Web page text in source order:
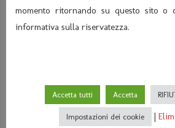
momento ritornando su questo sito o
informativa sulla riservatezza.
Accetta tutti Accetta
Impostazioni dei cookie |